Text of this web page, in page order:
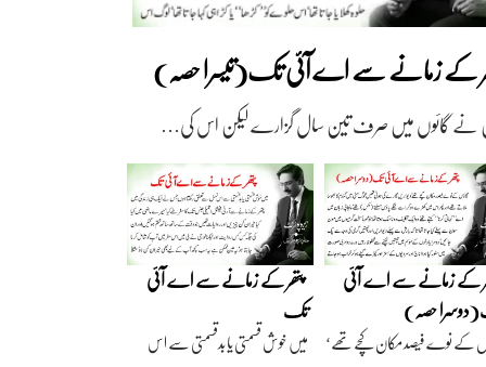
کے زمانے سے اے آئی تک(تیسرا حصہ)
نے گائوں میں صرف تین سال گزارے لیکن اس کی…
کے زمانے سے اے آئی
حصہ)
کے نوے فیصد مکان کچے تھے‘
پتھر کے زمانے سے اے آئی
تک
میں خوش قسمتی یا بدقسمتی سے اس